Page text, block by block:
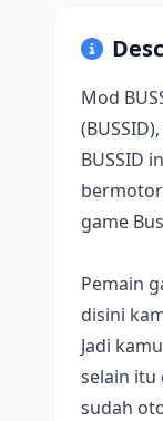
Mod
BUSSID
bermotor
game
Pemain
disini
Jadi
selain itu
sudah